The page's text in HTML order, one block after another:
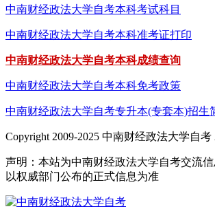
中南财经政法大学自考本科考试科目
中南财经政法大学自考本科准考证打印
中南财经政法大学自考本科成绩查询
中南财经政法大学自考本科免考政策
中南财经政法大学自考专升本(专套本)招生
Copyright 2009-2025 中南财经政法大学自考
声明：本站为中南财经政法大学自考交流
以权威部门公布的正式信息为准